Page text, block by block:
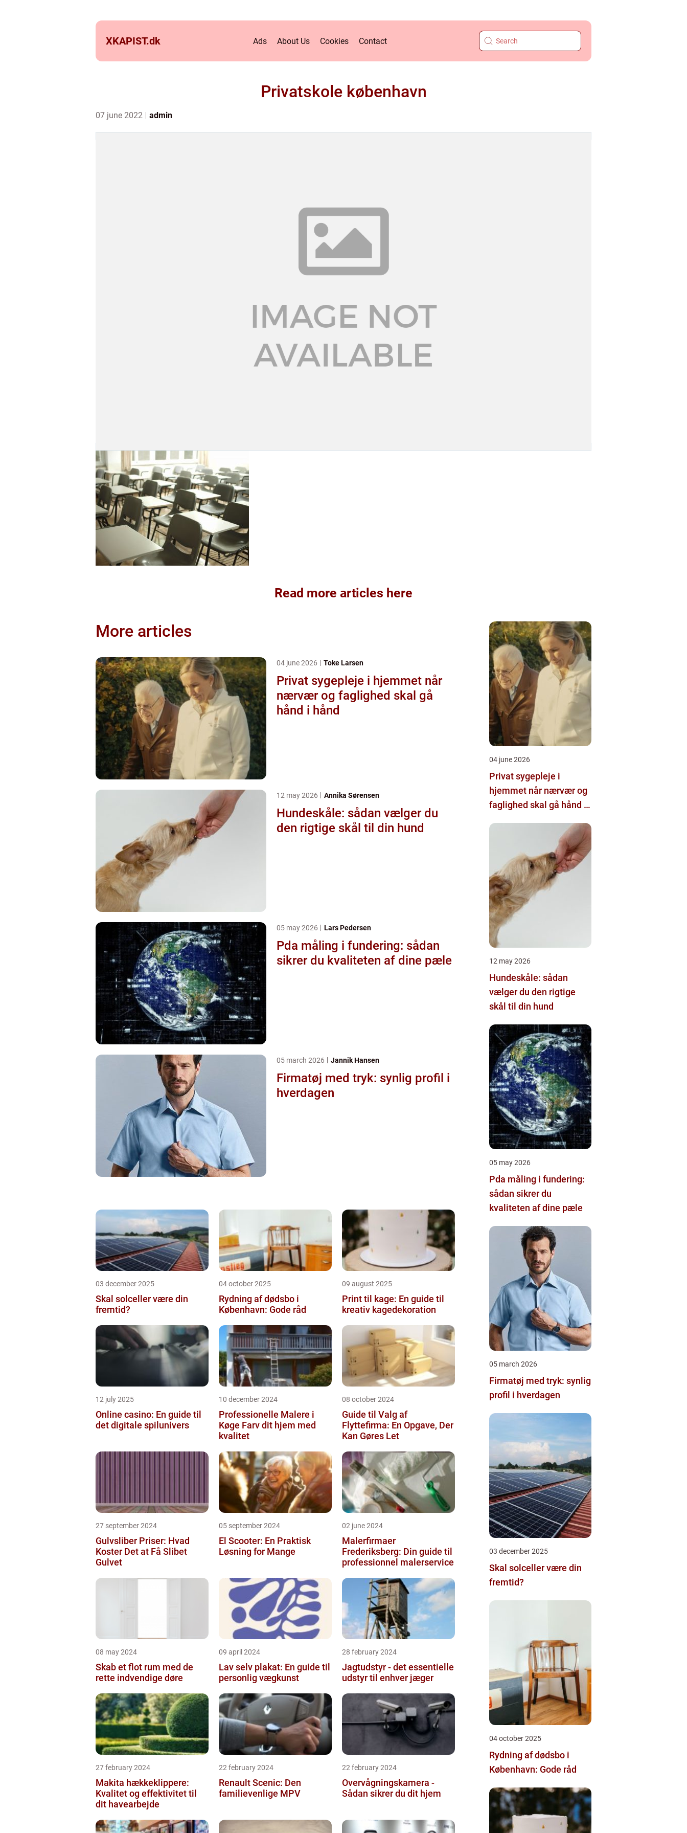
XKAPIST.dk Ads About Us Cookies Contact
Privatskole københavn
07 june 2022 admin
Read more articles here
More articles
04 june 2026 Toke Larsen
Privat sygepleje i hjemmet når
nærvær og faglighed skal gå
hånd i hånd
12 may 2026 Annika Sørensen
Hundeskåle: sådan vælger du
den rigtige skål til din hund
05 may 2026 Lars Pedersen
Pda måling i fundering: sådan
sikrer du kvaliteten af dine pæle
05 march 2026 Jannik Hansen
Firmatøj med tryk: synlig profil i
hverdagen
03 december 2025
Skal solceller være din
fremtid?
04 october 2025
Rydning af dødsbo i
København: Gode råd
09 august 2025
Print til kage: En guide til
kreativ kagedekoration
12 july 2025
Online casino: En guide til
det digitale spilunivers
10 december 2024
Professionelle Malere i
Køge Farv dit hjem med
kvalitet
08 october 2024
Guide til Valg af
Flyttefirma: En Opgave, Der
Kan Gøres Let
27 september 2024
Gulvsliber Priser: Hvad
Koster Det at Få Slibet
Gulvet
05 september 2024
El Scooter: En Praktisk
Løsning for Mange
02 june 2024
Malerfirmaer
Frederiksberg: Din guide til
professionnel malerservice
08 may 2024
Skab et flot rum med de
rette indvendige døre
09 april 2024
Lav selv plakat: En guide til
personlig vægkunst
28 february 2024
Jagtudstyr - det essentielle
udstyr til enhver jæger
27 february 2024
Makita hækkeklippere:
Kvalitet og effektivitet til
dit havearbejde
22 february 2024
Renault Scenic: Den
familievenlige MPV
22 february 2024
Overvågningskamera -
Sådan sikrer du dit hjem
04 june 2026
Privat sygepleje i
hjemmet når nærvær og
faglighed skal gå hånd i
12 may 2026
Hundeskåle: sådan
vælger du den rigtige
skål til din hund
05 may 2026
Pda måling i fundering:
sådan sikrer du
kvaliteten af dine pæle
05 march 2026
Firmatøj med tryk: synlig
profil i hverdagen
03 december 2025
Skal solceller være din
fremtid?
04 october 2025
Rydning af dødsbo i
København: Gode råd